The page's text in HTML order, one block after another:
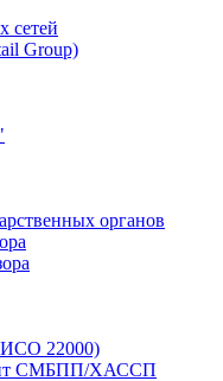
сетей
Group)
органов
22000)
СМБПП/ХАССП